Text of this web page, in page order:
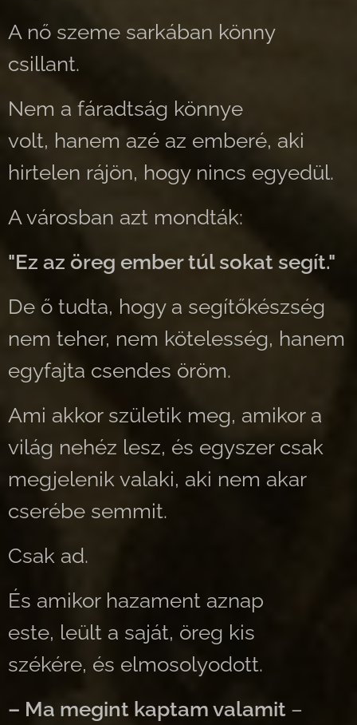
A nő szeme sarkában könny
csillant.
Nem a fáradtság könnye
volt, hanem azé az emberé, aki
hirtelen rájön, hogy nincs egyedül.
A városban azt mondták:
"Ez az öreg ember túl sokat segít."
De ő tudta, hogy a segítőkészség
nem teher, nem kötelesség, hanem
egyfajta csendes öröm.
Ami akkor születik meg, amikor a
világ nehéz lesz, és egyszer csak
megjelenik valaki, aki nem akar
cserébe semmit.
Csak ad.
És amikor hazament aznap
este, leült a saját, öreg kis
székére, és elmosolyodott.
– Ma megint kaptam valamit –